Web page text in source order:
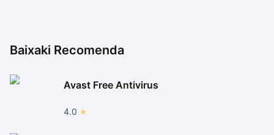
Baixaki Recomenda
Avast Free Antivirus
4.0